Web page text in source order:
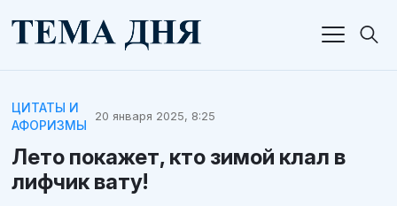
ЦИТАТЫ И
АФОРИЗМЫ
20 января 2025, 8:25
Лето покажет, кто зимой клал в
лифчик вату!